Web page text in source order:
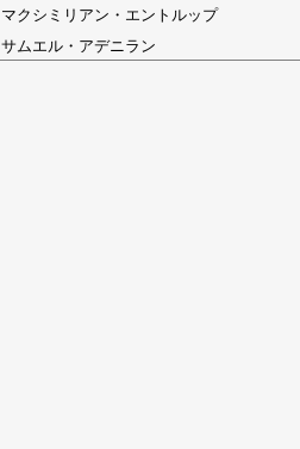
マクシミリアン・エントルップ
サムエル・アデニラン